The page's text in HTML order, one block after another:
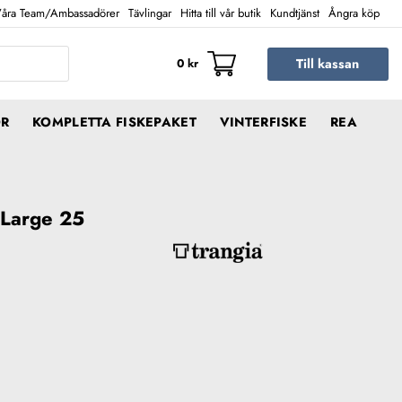
Team/Ambassadörer Tävlingar Hitta till vår butik Kundtjänst Ångra köp
0 kr Till kassan
KOMPLETTA FISKEPAKET VINTERFISKE REA
25